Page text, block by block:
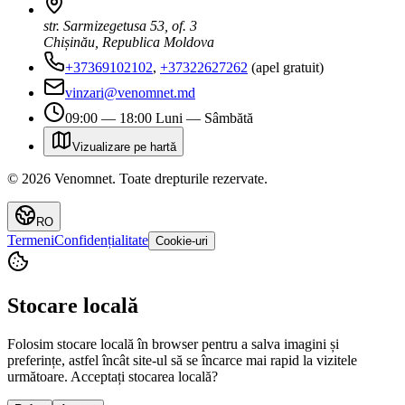
str. Sarmizegetusa 53, of. 3
Chișinău, Republica Moldova
+37369102102, +37322627262 (apel gratuit)
vinzari@venomnet.md
09:00 — 18:00 Luni — Sâmbătă
Vizualizare pe hartă
© 2026 Venomnet. Toate drepturile rezervate.
RO
TermeniConfidențialitate Cookie-uri
Stocare locală
Folosim stocare locală în browser pentru a salva imagini și
preferințe, astfel încât site-ul să se încarce mai rapid la vizitele
următoare. Acceptați stocarea locală?